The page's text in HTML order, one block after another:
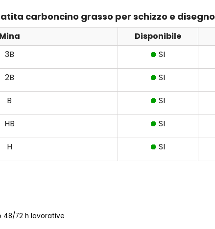
carboncino grasso per schizzo e disegno
Mina Disponibile
3B SI
2B SI
B SI
HB SI
H SI
48/72 h lavorative